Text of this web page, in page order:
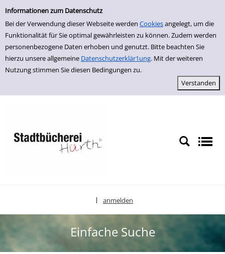
Einfache Suche
Informationen zum Datenschutz
Bei der Verwendung dieser Webseite werden Cookiesangelegt, um die
Funktionalität für Sie optimal gewährleisten zu können. Zudem werden
personenbezogene Daten erhoben und genutzt. Bitte beachten Sie
hierzu unsere allgemeine Datenschutzerklär1ung. Mit der weiteren
Nutzung stimmen Sie diesen Bedingungen zu.
zur Navigation springen
zum Inhalt springen
Zur Detailanzeige springen
anmelden
Einfache Suche